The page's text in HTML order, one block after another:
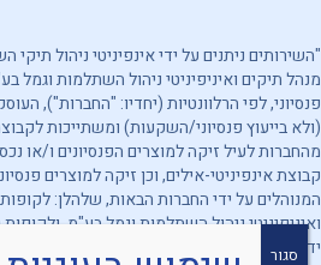
"השירותים ניתנים על ידי אינפיניטי ניהול
מנהל תיקים ואיניפיניטי ניהול השתלמות וגמל
פנסיוני, לפי הרלוונטיות (יחדיו: "החברות"),
(ולא בייעוץ פנסיוני/השקעות) ומשתייכות
מהחברות לעיל זיקה למוצרים הפנסיונים ו/או
קבוצת אינפיניטי-אילים, וכן זיקה למוצרים
המנוהלים על ידי החברות הבאות, שלהלן:
ואיניפיניטי ניהול השתלמות וגמל בע"מ,
ידי אינפיניטי ניהול תיקי השקעות (בישראל
סגור